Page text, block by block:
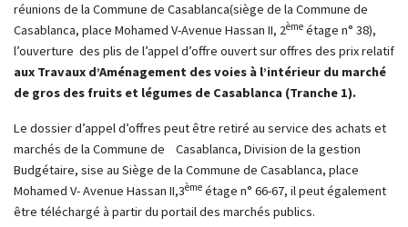
réunions de la Commune de Casablanca(siège de la Commune de
Casablanca, place Mohamed V-Avenue Hassan II, 2ème étage n° 38),
l’ouverture des plis de l’appel d’offre ouvert sur offres des prix relatif
aux Travaux d’Aménagement des voies à l’intérieur du marché
de gros des fruits et légumes de Casablanca (Tranche 1).
Le dossier d’appel d’offres peut être retiré au service des achats et
marchés de la Commune de Casablanca, Division de la gestion
Budgétaire, sise au Siège de la Commune de Casablanca, place
Mohamed V- Avenue Hassan II,3ème étage n° 66-67, il peut également
être téléchargé à partir du portail des marchés publics.